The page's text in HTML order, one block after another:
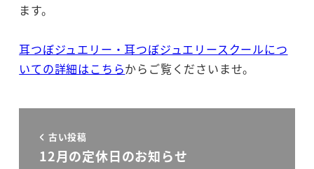
ます。
耳つぼジュエリー・耳つぼジュエリースクールにつ
いての詳細はこちらからご覧くださいませ。
古い投稿
12月の定休日のお知らせ